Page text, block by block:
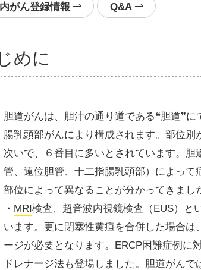
がん登録情報 Q&A
めに
胆道がんは、胆汁の通り道である❝胆道❞
腸乳頭部がんにより構成されます。部位
次いで、６番目に多いとされています。
管、遠位胆管、十二指腸乳頭部）によっ
部位によって異なることが分かってきまし
・ MRI検査、超音波内視鏡検査（EUS）と
います。更に閉塞性黄疸を合併した場合
ージが必要となります。ERCP困難症例に
ドレナージ法も登場しました。胆道がん